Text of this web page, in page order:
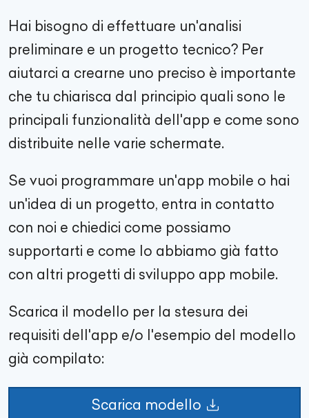
Hai bisogno di effettuare un'analisi
preliminare e un progetto tecnico? Per
aiutarci a crearne uno preciso è importante
che tu chiarisca dal principio quali sono le
principali funzionalità dell'app e come sono
distribuite nelle varie schermate.
Se vuoi programmare un'app mobile o hai
un'idea di un progetto, entra in contatto
con noi e chiedici come possiamo
supportarti e come lo abbiamo già fatto
con altri progetti di sviluppo app mobile.
Scarica il modello per la stesura dei
requisiti dell'app e/o l'esempio del modello
già compilato:
Scarica modello